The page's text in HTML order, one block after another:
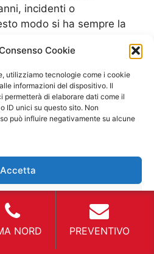
Cookie
utilizziamo tecnologie come i cookie
informazioni del dispositivo. Il
permetterà di elaborare dati come il
ID unici su questo sito. Non
può influire negativamente su alcune
Accetta
le preferenze
incidenti o
modo si ha sempre la
non venga eseguita una
Mentre per il cliente è
assicurazioni di due
che riguarda una
per furti, incendi o
sia lui e il suo
sarà la stessa
il tutto. Purtroppo i costi
300 euro, ma si ha una
Il secondo metodo è una
vale a dire ci si mette
che se ci sono dei danni
NORD PREVENTIVO